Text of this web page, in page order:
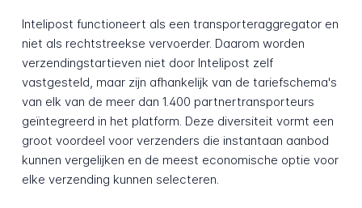
Intelipost functioneert als een transporteraggregator en
niet als rechtstreekse vervoerder. Daarom worden
verzendingstartieven niet door Intelipost zelf
vastgesteld, maar zijn afhankelijk van de tariefschema's
van elk van de meer dan 1.400 partnertransporteurs
geïntegreerd in het platform. Deze diversiteit vormt een
groot voordeel voor verzenders die instantaan aanbod
kunnen vergelijken en de meest economische optie voor
elke verzending kunnen selecteren.